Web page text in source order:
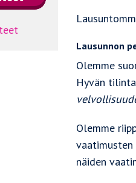
Lausunnon
Olemme
Hyvän
Olemme
näiden